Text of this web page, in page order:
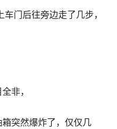
门后往旁边走了几步，
非，
突然爆炸了，仅仅几